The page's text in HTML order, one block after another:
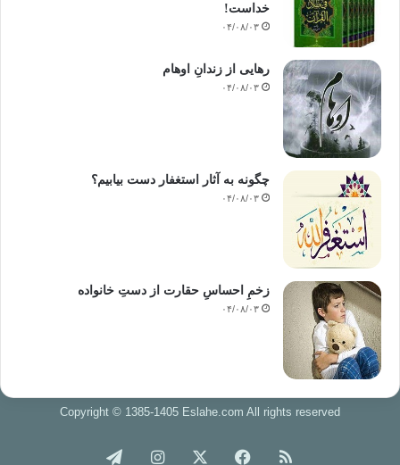
خداست‌!
۰۴/۰۸/۰۳
رهایی از زندانِ اوهام
۰۴/۰۸/۰۳
چگونه به آثار استغفار دست بیابیم؟
۰۴/۰۸/۰۳
زخمِ احساسِ حقارت از دستِ خانواده
۰۴/۰۸/۰۳
Copyright © 1385-1405 Eslahe.com All rights reserved
خوراک فیس اینستاگرام